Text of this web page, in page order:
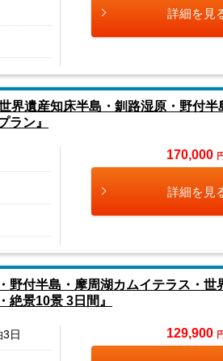
詳細を見
界遺産知床半島・釧路湿原・野付半
ラン』
170,000
詳細を見
野付半島・摩周湖カムイテラス・世
景10景 3日間』
3日 129,900